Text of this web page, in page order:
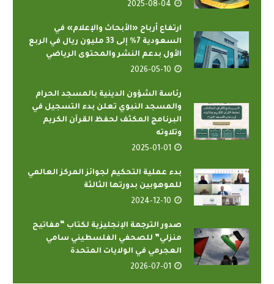
2025-08-04
ارتفاع أرباح «الأبحاث والإعلام» في
السعودية 7% إلى 33 مليون ريال في الربع
الأول بدعم النشر والمحتوى الرياضي
2026-05-10
رئاسة الشؤون الدينية بالمسجد الحرام
والمسجد النبوي تعلن بدء التسجيل في
البرنامج المكثف لحفظ القرآن الكريم
وتلاوته
2025-01-01
بدء عملية التحكيم لجوائز المركز العالمي
للموهوبين بدورتها الثالثة
2024-12-10
صدور الترجمة الإنجليزية لكتاب “مفاتيح
منزلي” للصحفي الفلسطيني سامي
العجرمي في الولايات المتحدة
2026-07-01